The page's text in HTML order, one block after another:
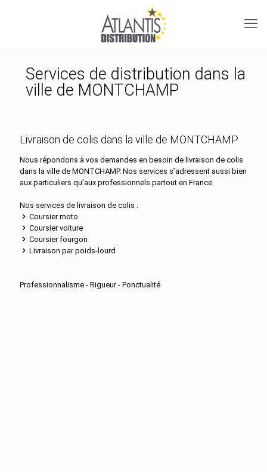
Services de distribution dans la
ville de MONTCHAMP
Livraison de colis dans la ville de MONTCHAMP
Nous répondons à vos demandes en besoin de livraison de colis
dans la ville de MONTCHAMP. Nos services s’adressent aussi bien
aux particuliers qu’aux professionnels partout en France.
Nos services de livraison de colis :
Coursier moto
Coursier voiture
Coursier fourgon
Livraison par poids-lourd
Professionnalisme - Rigueur - Ponctualité